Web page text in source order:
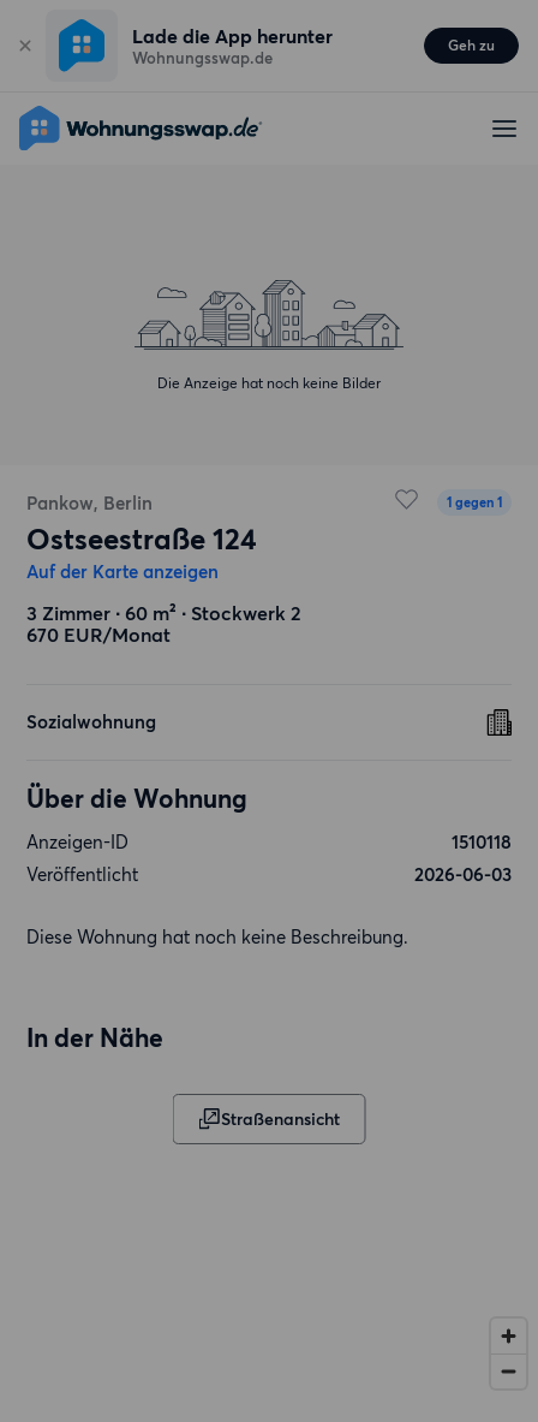
Lade die App herunter
Wohnungsswap.de
Geh zu
Die Anzeige hat noch keine Bilder
Pankow, Berlin 1 gegen 1
Ostseestraße 124
Auf der Karte anzeigen
3 Zimmer ∙ 60 m² ∙ Stockwerk 2
670 EUR/Monat
Sozialwohnung
Über die Wohnung
Anzeigen-ID
1510118
Veröffentlicht
2026-06-03
Diese Wohnung hat noch keine Beschreibung.
In der Nähe
Straßenansicht